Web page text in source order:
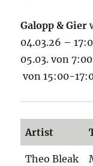
Galopp & Gier
04.03.26 –
05.03. von
von 15:00-
Artist
Theo Bleak